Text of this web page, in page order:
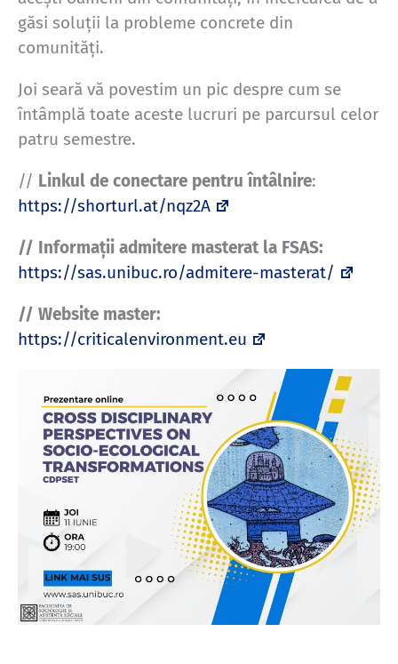
găsi soluții la probleme concrete din
comunități.
Joi seară vă povestim un pic despre cum se
întâmplă toate aceste lucruri pe parcursul celor
patru semestre.
// Linkul de conectare pentru întâlnire:
https://shorturl.at/nqz2A
// Informații admitere masterat la FSAS:
https://sas.unibuc.ro/admitere-masterat/
// Website master:
https://criticalenvironment.eu